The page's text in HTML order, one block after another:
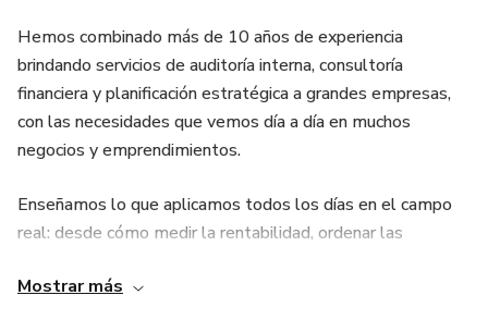
Hemos combinado más de 10 años de experiencia
brindando servicios de auditoría interna, consultoría
financiera y planificación estratégica a grandes empresas,
con las necesidades que vemos día a día en muchos
negocios y emprendimientos.
Enseñamos lo que aplicamos todos los días en el campo
real: desde cómo medir la rentabilidad, ordenar las
bases sólidas. Combinamos teoría con herramientas
Mostrar más